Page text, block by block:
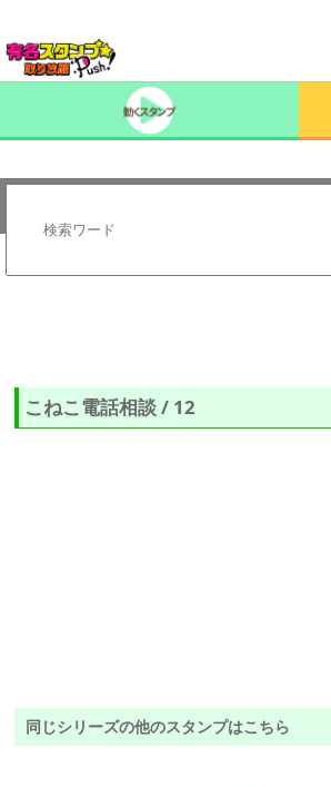
こねこ電話相談 / 12
同じシリーズの他のスタンプはこちら